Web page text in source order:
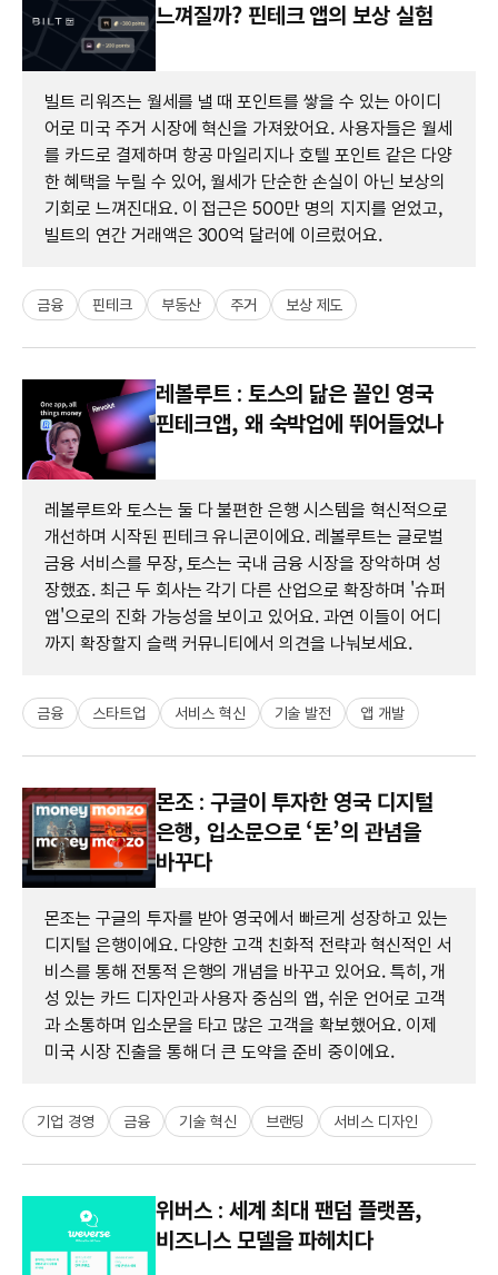
느껴질까? 핀테크 앱의 보상 실험
빌트 리워즈는 월세를 낼 때 포인트를 쌓을 수 있는 아이디
어로 미국 주거 시장에 혁신을 가져왔어요. 사용자들은 월세
를 카드로 결제하며 항공 마일리지나 호텔 포인트 같은 다양
한 혜택을 누릴 수 있어, 월세가 단순한 손실이 아닌 보상의
기회로 느껴진대요. 이 접근은 500만 명의 지지를 얻었고,
빌트의 연간 거래액은 300억 달러에 이르렀어요.
금융 핀테크 부동산 주거 보상 제도
레볼루트 : 토스의 닮은 꼴인 영국
핀테크앱, 왜 숙박업에 뛰어들었나
레볼루트와 토스는 둘 다 불편한 은행 시스템을 혁신적으로
개선하며 시작된 핀테크 유니콘이에요. 레볼루트는 글로벌
금융 서비스를 무장, 토스는 국내 금융 시장을 장악하며 성
장했죠. 최근 두 회사는 각기 다른 산업으로 확장하며 '슈퍼
앱'으로의 진화 가능성을 보이고 있어요. 과연 이들이 어디
까지 확장할지 슬랙 커뮤니티에서 의견을 나눠보세요.
금융 스타트업 서비스 혁신 기술 발전 앱 개발
몬조 : 구글이 투자한 영국 디지털
은행, 입소문으로 ‘돈’의 관념을
바꾸다
몬조는 구글의 투자를 받아 영국에서 빠르게 성장하고 있는
디지털 은행이에요. 다양한 고객 친화적 전략과 혁신적인 서
비스를 통해 전통적 은행의 개념을 바꾸고 있어요. 특히, 개
성 있는 카드 디자인과 사용자 중심의 앱, 쉬운 언어로 고객
과 소통하며 입소문을 타고 많은 고객을 확보했어요. 이제
미국 시장 진출을 통해 더 큰 도약을 준비 중이에요.
기업 경영 금융 기술 혁신 브랜딩 서비스 디자인
위버스 : 세계 최대 팬덤 플랫폼,
비즈니스 모델을 파헤치다